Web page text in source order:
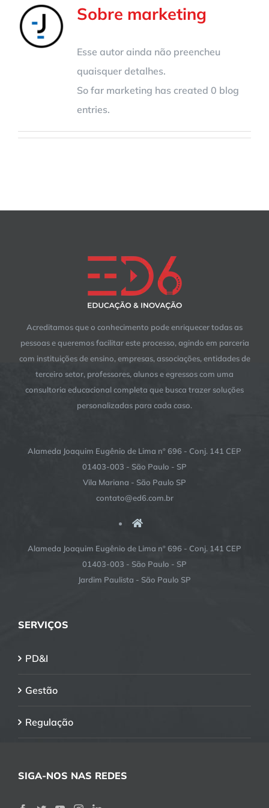
Sobre marketing
Esse autor ainda não preencheu
quaisquer detalhes.
So far marketing has created 0 blog
entries.
Acreditamos que o conhecimento pode enriquecer todas as
pessoas e queremos facilitar este processo, agindo em parceria
com instituições de ensino, empresas, associações, entidades de
terceiro setor, professores, alunos e egressos com uma
consultoria educacional completa que busca trazer soluções
personalizadas para cada caso.
Alameda Joaquim Eugênio de Lima nº 696 - Conj. 141 CEP
01403-003 - São Paulo - SP
Vila Mariana - São Paulo SP
contato@ed6.com.br
Alameda Joaquim Eugênio de Lima nº 696 - Conj. 141 CEP
01403-003 - São Paulo - SP
Jardim Paulista - São Paulo SP
SERVIÇOS
PD&I
Gestão
Regulação
SIGA-NOS NAS REDES